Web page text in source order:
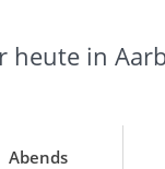
heute in
Abends